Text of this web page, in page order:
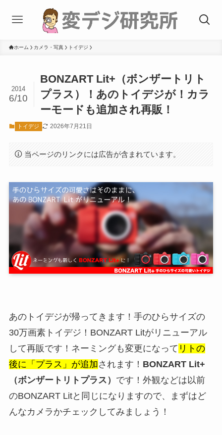
ホーム カメラ・写真 トイデジ
BONZART Lit+（ボンザートリト
プラス）！あのトイデジが！カラ
ーモードも追加され再販！
2014
6/10
トイデジ 2026年7月21日
当ページのリンクには広告が含まれています。
あのトイデジが帰ってきます！手のひらサイズの
30万画素トイデジ！BONZART Litがリニューアル
して再販です！ネーミングも変更になって リトの
後に「プラス」が追加されます！ BONZART Lit+
（ボンザートリトプラス） です！外観などは以前
のBONZART Litと同じになりますので、まずはど
んなカメラかチェックしてみましょう！